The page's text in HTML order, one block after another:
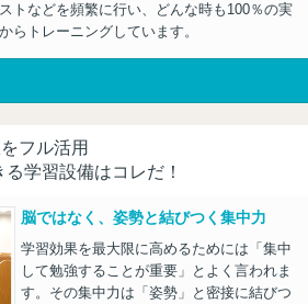
トなどを頻繁に行い、どんな時も100％の実
らトレーニングしています。
フル活用
学習設備はコレだ！
脳ではなく、姿勢と結びつく集中力
学習効果を最大限に高めるためには「集中
して勉強することが重要」とよく言われま
す。その集中力は「姿勢」と密接に結びつ